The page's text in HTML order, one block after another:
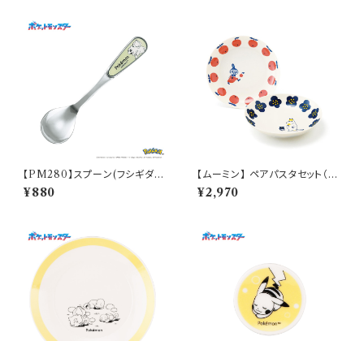
【PM280】スプーン(フシギダ
ネ)【Daily Sketch】PM281-8
50
¥880
【ムーミン】 ペアパスタセット（リ
トルミイ・スノークのおじょうさ
ん）【MM030】
¥2,970